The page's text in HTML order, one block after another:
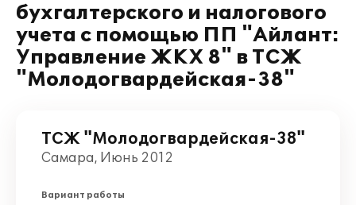
бухгалтерского и налогового
учета с помощью ПП "Айлант:
Управление ЖКХ 8" в ТСЖ
"Молодогвардейская-38"
ТСЖ "Молодогвардейская-38"
Самара, Июнь 2012
Вариант работы